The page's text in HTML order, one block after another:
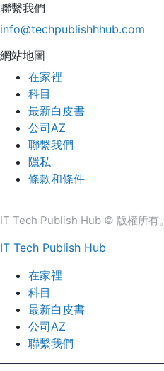
聯繫我們
info@techpublishhhub.com
網站地圖
在家裡
科目
最新白皮書
公司AZ
聯繫我們
隱私
條款和條件
IT Tech Publish Hub © 版權所有。
IT Tech Publish Hub
在家裡
科目
最新白皮書
公司AZ
聯繫我們